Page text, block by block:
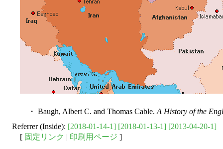
・ Baugh, Albert C. and Thomas Cable. A History of the
Referrer (Inside): [2018-01-14-1] [2018-01-13-1] [2013-04-20-1]
[ 固定リンク | 印刷用ページ ]